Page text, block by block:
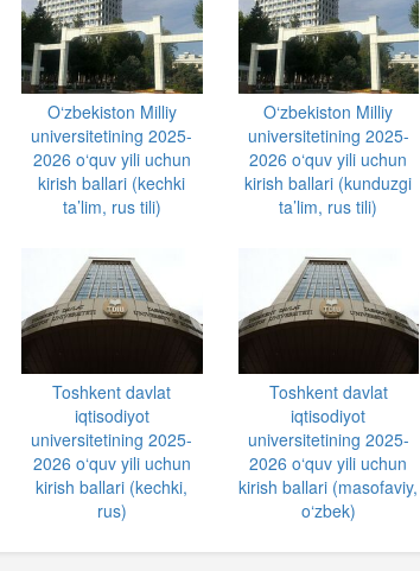
O‘zbekiston Milliy
universitetining 2025-
2026 o‘quv yili uchun
kirish ballari (kechki
ta’lim, rus tili)
O‘zbekiston Milliy
universitetining 2025-
2026 o‘quv yili uchun
kirish ballari (kunduzgi
ta’lim, rus tili)
Toshkent davlat
iqtisodiyot
universitetining 2025-
2026 o‘quv yili uchun
kirish ballari (kechki,
rus)
Toshkent davlat
iqtisodiyot
universitetining 2025-
2026 o‘quv yili uchun
kirish ballari (masofaviy,
o‘zbek)